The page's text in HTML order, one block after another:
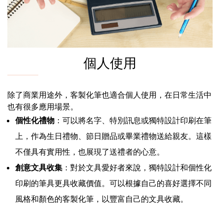
個人使用
除了商業用途外，客製化筆也適合個人使用，在日常生活中
也有很多應用場景。
個性化禮物 ：可以將名字、特別訊息或獨特設計印刷在筆
上，作為生日禮物、節日贈品或畢業禮物送給親友。這樣
不僅具有實用性，也展現了送禮者的心意。
創意文具收集 ：對於文具愛好者來說，獨特設計和個性化
印刷的筆具更具收藏價值。可以根據自己的喜好選擇不同
風格和顏色的客製化筆，以豐富自己的文具收藏。